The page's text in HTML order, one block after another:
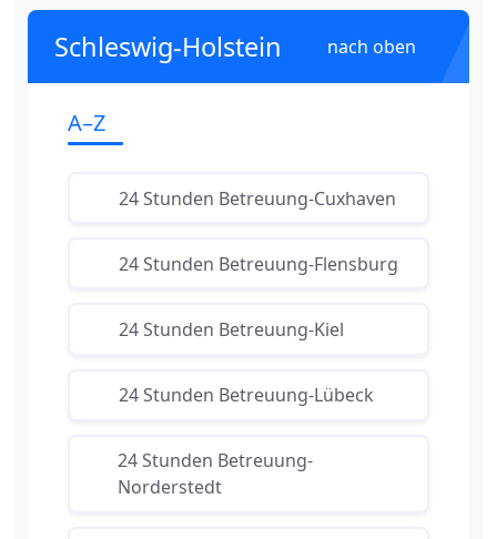
Schleswig-Holstein nach oben
A–Z
24 Stunden Betreuung-Cuxhaven
24 Stunden Betreuung-Flensburg
24 Stunden Betreuung-Kiel
24 Stunden Betreuung-Lübeck
24 Stunden Betreuung-
Norderstedt